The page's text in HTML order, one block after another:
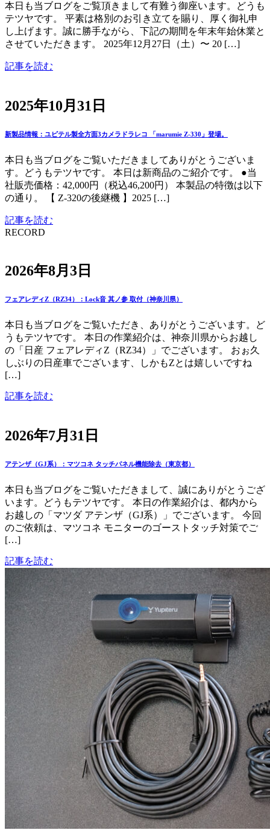
本日も当ブログをご覧頂きまして有難う御座います。どうも
テツヤです。 平素は格別のお引き立てを賜り、厚く御礼申
し上げます。誠に勝手ながら、下記の期間を年末年始休業と
させていただきます。 2025年12月27日（土）〜 20 […]
記事を読む
2025年10月31日
新製品情報：ユピテル製全方面3カメラドラレコ 「marumie Z-330」登場。
本日も当ブログをご覧いただきましてありがとうございま
す。どうもテツヤです。 本日は新商品のご紹介です。 ●当
社販売価格：42,000円（税込46,200円） 本製品の特徴は以下
の通り。 【 Z-320の後継機 】2025 […]
記事を読む
RECORD
2026年8月3日
フェアレディZ（RZ34）：Lock音 其ノ参 取付（神奈川県）
本日も当ブログをご覧いただき、ありがとうございます。ど
うもテツヤです。 本日の作業紹介は、神奈川県からお越し
の「日産 フェアレディZ（RZ34）」でございます。 おぉ久
しぶりの日産車でございます、しかもZとは嬉しいですね
[…]
記事を読む
2026年7月31日
アテンザ（GJ系）：マツコネ タッチパネル機能除去（東京都）
本日も当ブログをご覧いただきまして、誠にありがとうござ
います。どうもテツヤです。 本日の作業紹介は、都内から
お越しの「マツダ アテンザ（GJ系）」でございます。 今回
のご依頼は、マツコネ モニターのゴーストタッチ対策でご
[…]
記事を読む